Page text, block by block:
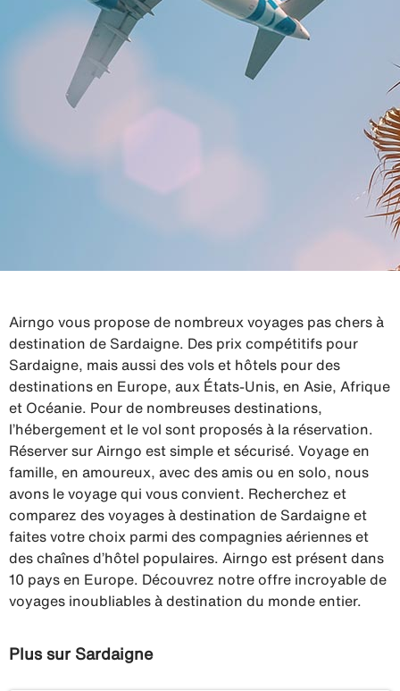
Airngo vous propose de nombreux voyages pas chers à
destination de Sardaigne. Des prix compétitifs pour
Sardaigne, mais aussi des vols et hôtels pour des
destinations en Europe, aux États-Unis, en Asie, Afrique
et Océanie. Pour de nombreuses destinations,
l’hébergement et le vol sont proposés à la réservation.
Réserver sur Airngo est simple et sécurisé. Voyage en
famille, en amoureux, avec des amis ou en solo, nous
avons le voyage qui vous convient. Recherchez et
comparez des voyages à destination de Sardaigne et
faites votre choix parmi des compagnies aériennes et
des chaînes d’hôtel populaires. Airngo est présent dans
10 pays en Europe. Découvrez notre offre incroyable de
voyages inoubliables à destination du monde entier.
Plus sur Sardaigne